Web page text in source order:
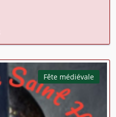
Fête médiévale